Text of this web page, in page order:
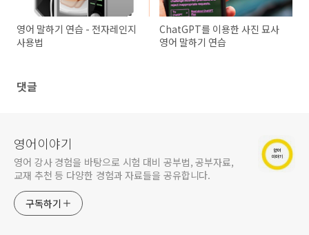
영어 말하기 연습 - 전자레인지
사용법
ChatGPT를 이용한 사진 묘사
영어 말하기 연습
댓글
영어이야기
영어 강사 경험을 바탕으로 시험 대비 공부법, 공부자료,
교재 추천 등 다양한 경험과 자료들을 공유합니다.
구독하기